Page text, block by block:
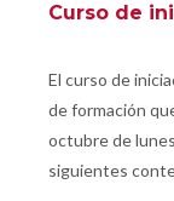
Curso de
El curso de
de formación
octubre de
siguientes